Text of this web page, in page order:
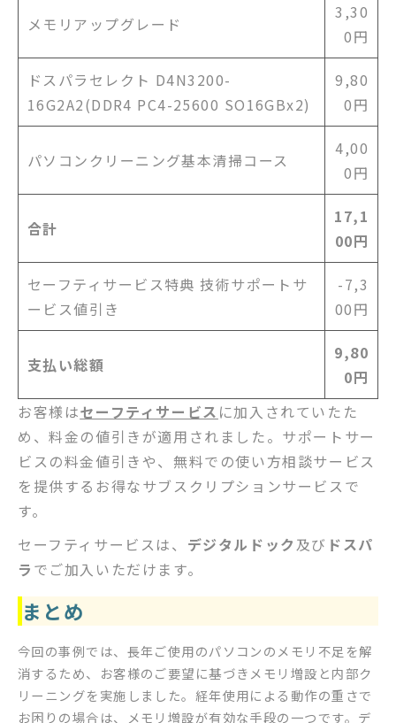
メモリアップグレード
3,30
0円
ドスパラセレクト D4N3200-
16G2A2(DDR4 PC4-25600 SO16GBx2)
9,80
0円
パソコンクリーニング基本清掃コース
4,00
0円
合計
17,1
00円
セーフティサービス特典 技術サポートサ
ービス値引き
-7,3
00円
支払い総額
9,80
0円
お客様はセーフティサービス に加入されていたた
め、料金の値引きが適用されました。サポートサー
ビスの料金値引きや、無料での使い方相談サービス
を提供するお得なサブスクリプションサービスで
す。
セーフティサービスは、 デジタルドック及び ドスパ
ラ でご加入いただけます。
まとめ
今回の事例では、長年ご使用のパソコンのメモリ不足を解
消するため、お客様のご要望に基づきメモリ増設と内部ク
リーニングを実施しました。経年使用による動作の重さで
お困りの場合は、メモリ増設が有効な手段の一つです。デ